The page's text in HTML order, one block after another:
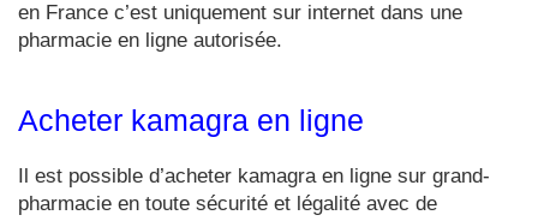
en France c’est uniquement sur internet dans une
pharmacie en ligne autorisée.
Acheter kamagra en ligne
Il est possible d’acheter kamagra en ligne sur grand-
pharmacie en toute sécurité et légalité avec de